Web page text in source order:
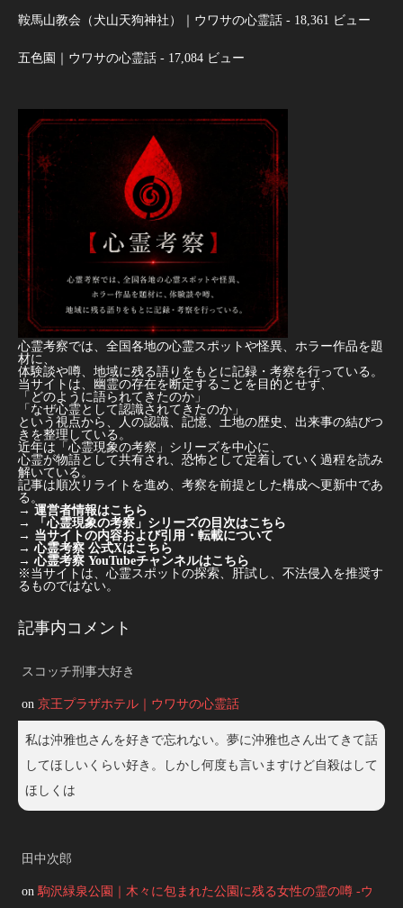
鞍馬山教会（犬山天狗神社）｜ウワサの心霊話 - 18,361 ビュー
五色園｜ウワサの心霊話 - 17,084 ビュー
心霊考察では、全国各地の心霊スポットや怪異、ホラー作品を題
材に、
体験談や噂、地域に残る語りをもとに記録・考察を行っている。
当サイトは、幽霊の存在を断定することを目的とせず、
「どのように語られてきたのか」
「なぜ心霊として認識されてきたのか」
という視点から、人の認識、記憶、土地の歴史、出来事の結びつ
きを整理している。
近年は「心霊現象の考察」シリーズを中心に、
心霊が物語として共有され、恐怖として定着していく過程を読み
解いている。
記事は順次リライトを進め、考察を前提とした構成へ更新中であ
る。
→ 運営者情報はこちら
→
「心霊現象の考察」シリーズの目次はこちら
→ 当サイトの内容および引用・転載について
→ 心霊考察 公式Xはこちら
→ 心霊考察 YouTubeチャンネルはこちら
※当サイトは、心霊スポットの探索、肝試し、不法侵入を推奨す
るものではない。
記事内コメント
スコッチ刑事大好き
on 京王プラザホテル｜ウワサの心霊話
私は沖雅也さんを好きで忘れない。夢に沖雅也さん出てきて話
してほしいくらい好き。しかし何度も言いますけど自殺はして
ほしくは
田中次郎
on 駒沢緑泉公園｜木々に包まれた公園に残る女性の霊の噂 -ウ